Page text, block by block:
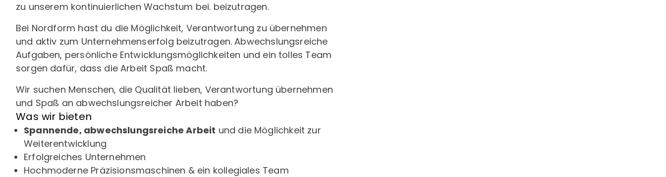
zu unserem kontinuierlichen Wachstum bei. beizutragen.
Bei Nordform hast du die Möglichkeit, Verantwortung zu übernehmen
und aktiv zum Unternehmenserfolg beizutragen. Abwechslungsreiche
Aufgaben, persönliche Entwicklungsmöglichkeiten und ein tolles Team
sorgen dafür, dass die Arbeit Spaß macht.
Wir suchen Menschen, die Qualität lieben, Verantwortung übernehmen
und Spaß an abwechslungsreicher Arbeit haben?
Was wir bieten
Spannende, abwechslungsreiche Arbeit und die Möglichkeit zur
Weiterentwicklung
Erfolgreiches Unternehmen
Hochmoderne Präzisionsmaschinen & ein kollegiales Team